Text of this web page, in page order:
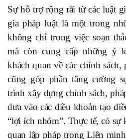
Sự hỗ trợ rộng rãi từ các luật
gia pháp luật là một trong
không chỉ trong việc soạn
mà còn cung cấp những ý
khách quan về các chính
cũng góp phần tăng cường
trình xây dựng chính sách,
đưa vào các điều khoản tạo
“lợi ích nhóm”. Thực tế, có sự
quan lập pháp trong Liên